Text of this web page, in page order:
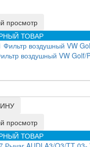
просмотр
ТОВАР
воздушный VW
просмотр
ТОВАР